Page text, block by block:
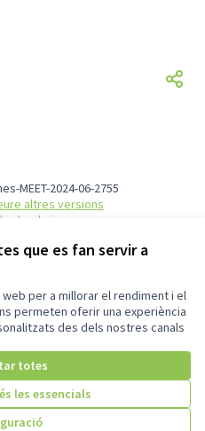
que es fan servir a
per a millorar el rendiment i el
permeten oferir una experiència
des dels nostres canals
totes
les essencials
MEET-2024-06-2755
altres versions
calendari
Amb
(Enllaç